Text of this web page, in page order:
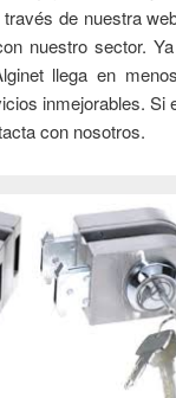
de nuestra
nuestro sector.
llega en
inmejorables. Si
con nosotros.